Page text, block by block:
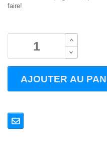
faire!
B
B
AJOUTER AU